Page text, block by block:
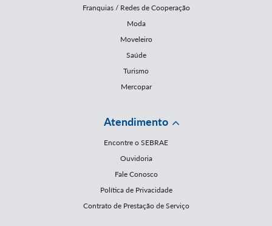
Franquias / Redes de Cooperação
Moda
Moveleiro
Saúde
Turismo
Mercopar
Atendimento
Encontre o SEBRAE
Ouvidoria
Fale Conosco
Política de Privacidade
Contrato de Prestação de Serviço